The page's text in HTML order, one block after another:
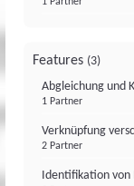
Features (3)
Abgleichung und
1 Partner
Verknüpfung
2 Partner
Identifikation